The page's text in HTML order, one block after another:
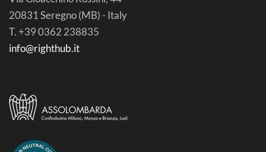
20831 Seregno (MB) - Italy
T. +39 0362 238835
info@righthub.it